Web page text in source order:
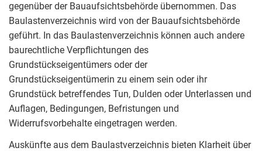
gegenüber der Bauaufsichtsbehörde übernommen. Das
Baulastenverzeichnis wird von der Bauaufsichtsbehörde
geführt. In das Baulastenverzeichnis können auch andere
baurechtliche Verpflichtungen des
Grundstückseigentümers oder der
Grundstückseigentümerin zu einem sein oder ihr
Grundstück betreffendes Tun, Dulden oder Unterlassen und
Auflagen, Bedingungen, Befristungen und
Widerrufsvorbehalte eingetragen werden.
Auskünfte aus dem Baulastverzeichnis bieten Klarheit über